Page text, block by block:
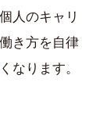
人のキャリ
き方を自律
なります。